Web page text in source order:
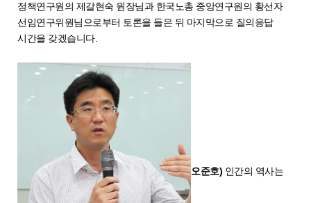
정책연구원의 제갈현숙 원장님과 한국노총 중앙연구원의 황선자
선임연구위원님으로부터 토론을 들은 뒤 마지막으로 질의응답
시간을 갖겠습니다.
오준호) 인간의 역사는